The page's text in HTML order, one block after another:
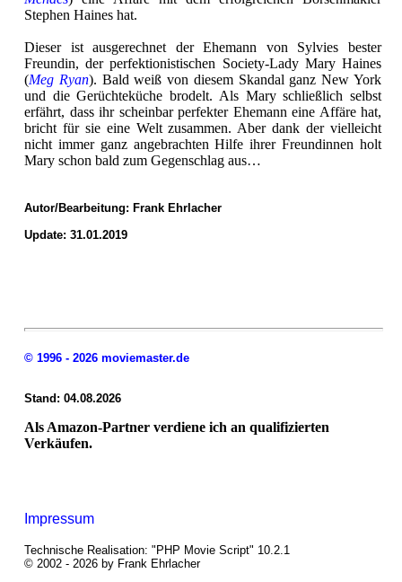
Stephen Haines hat.
Dieser ist ausgerechnet der Ehemann von Sylvies bester
Freundin, der perfektionistischen Society-Lady Mary Haines
(Meg Ryan). Bald weiß von diesem Skandal ganz New York
und die Gerüchteküche brodelt. Als Mary schließlich selbst
erfährt, dass ihr scheinbar perfekter Ehemann eine Affäre hat,
bricht für sie eine Welt zusammen. Aber dank der vielleicht
nicht immer ganz angebrachten Hilfe ihrer Freundinnen holt
Mary schon bald zum Gegenschlag aus…
Autor/Bearbeitung: Frank Ehrlacher
Update: 31.01.2019
© 1996 - 2026 moviemaster.de
Stand: 04.08.2026
Als Amazon-Partner verdiene ich an qualifizierten
Verkäufen.
Impressum
Technische Realisation: "PHP Movie Script" 10.2.1
© 2002 - 2026 by Frank Ehrlacher